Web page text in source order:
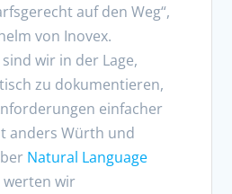
auf den Weg“,
von Inovex.
wir in der Lage,
zu dokumentieren,
einfacher
anders Würth und
Natural Language
werten wir